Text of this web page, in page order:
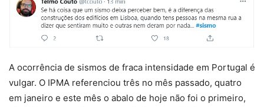
A ocorrência de sismos de fraca intensidade em Portugal é
vulgar. O IPMA referenciou três no mês passado, quatro
em janeiro e este mês o abalo de hoje não foi o primeiro,